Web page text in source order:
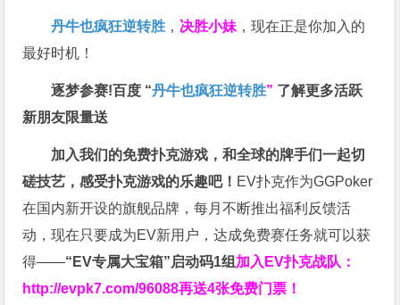
丹牛也疯狂逆转胜 ， 决胜小妹 ，现在正是你加入的
最好时机！
逐梦参赛!百度 “丹牛也疯狂逆转胜” 了解更多活跃
新朋友限量送
加入我们的免费扑克游戏，和全球的牌手们一起切
磋技艺，感受扑克游戏的乐趣吧！ EV扑克作为GGPoker
在国内新开设的旗舰品牌，每月不断推出福利反馈活
动，现在只要成为EV新用户，达成免费赛任务就可以获
得——“EV专属大宝箱”启动码1组 加入EV扑克战队：
http://evpk7.com/96088再送4张免费门票！